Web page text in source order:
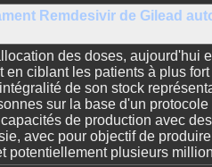
Remdesivir de Gilead
des doses, aujourd'hui
en ciblant les patients à plus
de son stock
sur la base d'un
de production avec
avec pour objectif de
potentiellement plusieurs